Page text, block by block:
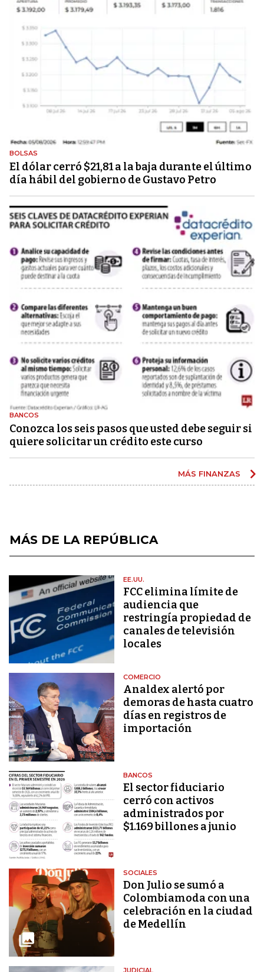
BOLSAS
El dólar cerró $21,81 a la baja durante el último
día hábil del gobierno de Gustavo Petro
BANCOS
Conozca los seis pasos que usted debe seguir si
quiere solicitar un crédito este curso
MÁS FINANZAS
MÁS DE LA REPÚBLICA
EE.UU.
FCC elimina límite de
audiencia que
restringía propiedad de
canales de televisión
locales
COMERCIO
Analdex alertó por
demoras de hasta cuatro
días en registros de
importación
BANCOS
El sector fiduciario
cerró con activos
administrados por
$1.169 billones a junio
SOCIALES
Don Julio se sumó a
Colombiamoda con una
celebración en la ciudad
de Medellín
JUDICIAL